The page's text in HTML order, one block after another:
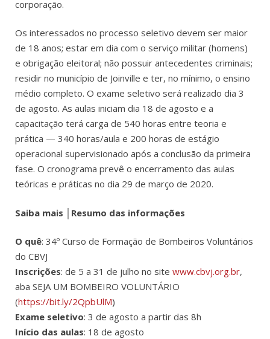
corporação.
Os interessados no processo seletivo devem ser maior
de 18 anos; estar em dia com o serviço militar (homens)
e obrigação eleitoral; não possuir antecedentes criminais;
residir no município de Joinville e ter, no mínimo, o ensino
médio completo. O exame seletivo será realizado dia 3
de agosto. As aulas iniciam dia 18 de agosto e a
capacitação terá carga de 540 horas entre teoria e
prática — 340 horas/aula e 200 horas de estágio
operacional supervisionado após a conclusão da primeira
fase. O cronograma prevê o encerramento das aulas
teóricas e práticas no dia 29 de março de 2020.
Saiba mais │Resumo das informações
O quê: 34º Curso de Formação de Bombeiros Voluntários
do CBVJ
Inscrições: de 5 a 31 de julho no site www.cbvj.org.br,
aba SEJA UM BOMBEIRO VOLUNTÁRIO
(https://bit.ly/2QpbUlM)
Exame seletivo: 3 de agosto a partir das 8h
Início das aulas: 18 de agosto